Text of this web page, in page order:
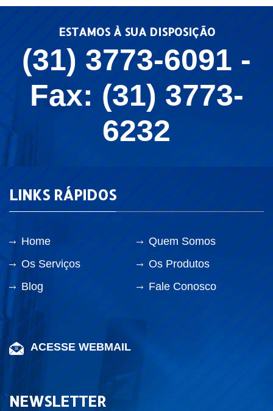
ESTAMOS À SUA DISPOSIÇÃO
(31) 3773-6091 -
Fax: (31) 3773-
6232
LINKS RÁPIDOS
Home
Quem Somos
Os Serviços
Os Produtos
Blog
Fale Conosco
ACESSE WEBMAIL
NEWSLETTER